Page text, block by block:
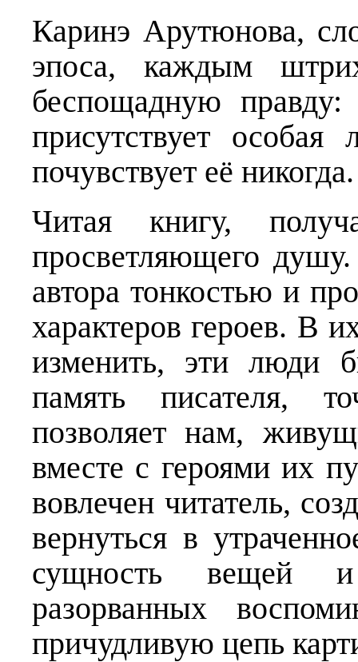
Каринэ Арутюнова,
эпоса, каждым
беспощадную
присутствует
почувствует её никогда.
Читая книгу,
просветляющего
автора тонкостью и
характеров героев. В
изменить, эти люди
память писателя,
позволяет нам,
вместе с героями их
вовлечен читатель,
вернуться в
сущность вещей
разорванных
причудливую цепь